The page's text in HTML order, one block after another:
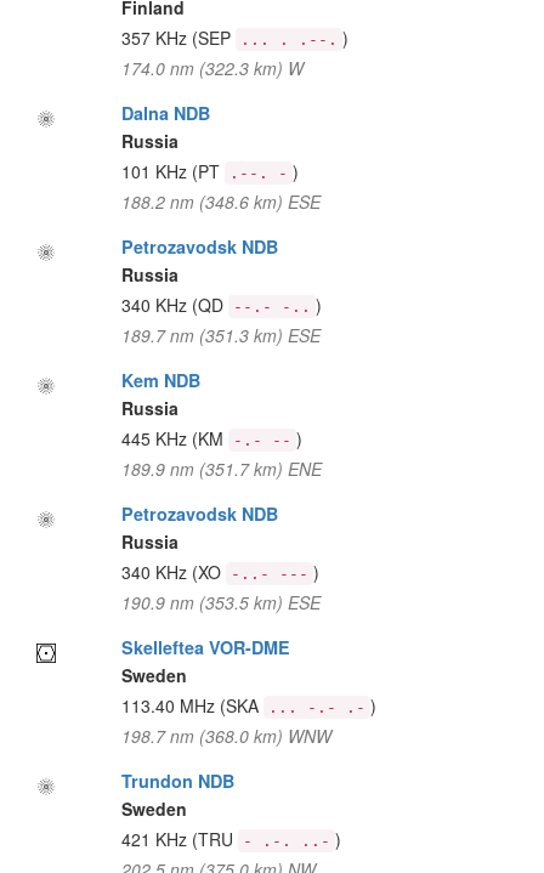
Finland
357 KHz (SEP ... . .--. )
174.0 nm (322.3 km) W
Dalna NDB
Russia
101 KHz (PT .--. - )
188.2 nm (348.6 km) ESE
Petrozavodsk NDB
Russia
340 KHz (QD --.- -.. )
189.7 nm (351.3 km) ESE
Kem NDB
Russia
445 KHz (KM -.- -- )
189.9 nm (351.7 km) ENE
Petrozavodsk NDB
Russia
340 KHz (XO -..- --- )
190.9 nm (353.5 km) ESE
Skelleftea VOR-DME
Sweden
113.40 MHz (SKA ... -.- .- )
198.7 nm (368.0 km) WNW
Trundon NDB
Sweden
421 KHz (TRU - .-. ..- )